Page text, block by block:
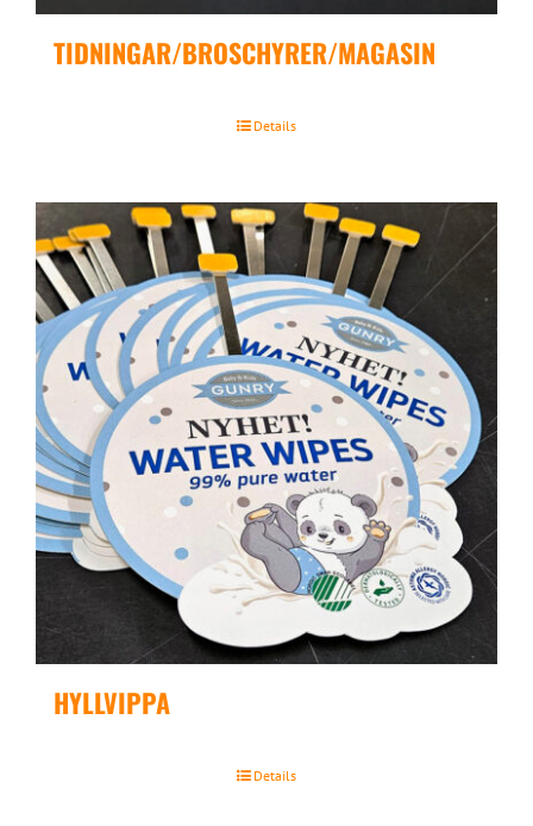
TIDNINGAR/BROSCHYRER/MAGASIN
Details
HYLLVIPPA
Details